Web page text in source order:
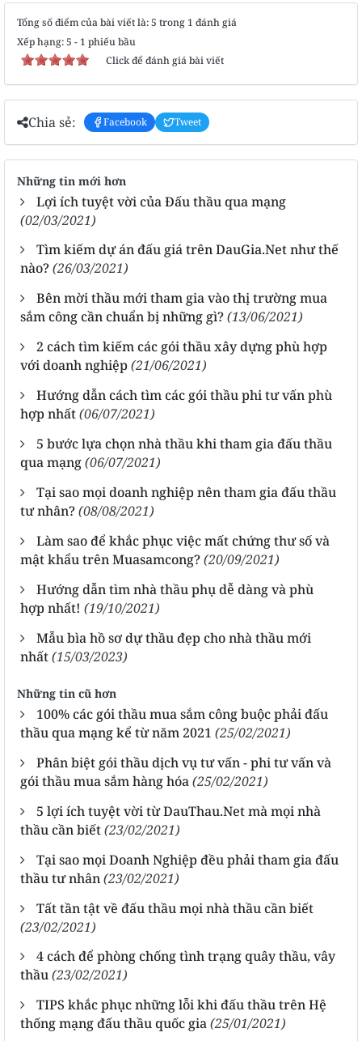
Tổng số điểm của bài viết là: 5 trong 1 đánh giá
Xếp hạng:5 - 1 phiếu bầu
Click để đánh giá bài viết
Chia sẻ: Facebook Tweet
Những tin mới hơn
Lợi ích tuyệt vời của Đấu thầu qua mạng
(02/03/2021)
Tìm kiếm dự án đấu giá trên DauGia.Net như thế
nào?(26/03/2021)
Bên mời thầu mới tham gia vào thị trường mua
sắm công cần chuẩn bị những gì?(13/06/2021)
2 cách tìm kiếm các gói thầu xây dựng phù hợp
với doanh nghiệp(21/06/2021)
Hướng dẫn cách tìm các gói thầu phi tư vấn phù
hợp nhất(06/07/2021)
5 bước lựa chọn nhà thầu khi tham gia đấu thầu
qua mạng(06/07/2021)
Tại sao mọi doanh nghiệp nên tham gia đấu thầu
tư nhân?(08/08/2021)
Làm sao để khắc phục việc mất chứng thư số và
mật khẩu trên Muasamcong?(20/09/2021)
Hướng dẫn tìm nhà thầu phụ dễ dàng và phù
hợp nhất! (19/10/2021)
Mẫu bìa hồ sơ dự thầu đẹp cho nhà thầu mới
nhất(15/03/2023)
Những tin cũ hơn
100% các gói thầu mua sắm công buộc phải đấu
thầu qua mạng kể từ năm 2021 (25/02/2021)
Phân biệt gói thầu dịch vụ tư vấn - phi tư vấn và
gói thầu mua sắm hàng hóa(25/02/2021)
5 lợi ích tuyệt vời từ DauThau.Net mà mọi nhà
thầu cần biết(23/02/2021)
Tại sao mọi Doanh Nghiệp đều phải tham gia đấu
thầu tư nhân(23/02/2021)
Tất tần tật về đấu thầu mọi nhà thầu cần biết
(23/02/2021)
4 cách để phòng chống tình trạng quây thầu, vây
thầu(23/02/2021)
TIPS khắc phục những lỗi khi đấu thầu trên Hệ
thống mạng đấu thầu quốc gia(25/01/2021)